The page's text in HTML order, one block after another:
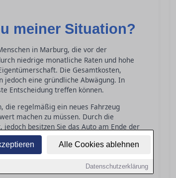
Alle Cookies ablehnen
Datenschutzerklärung
meiner Situation?
in Marburg, die vor der
niedrige monatliche Raten und hohe
Die Gesamtkosten,
jedoch eine gründliche Abwägung. In
Entscheidung treffen können.
die regelmäßig ein neues Fahrzeug
machen zu müssen. Durch die
besitzen Sie das Auto am Ende der
Regel höhere Anfangskosten mit sich,
und Unternehmen bietet Leasing
sollten, um deren Nutzen richtig